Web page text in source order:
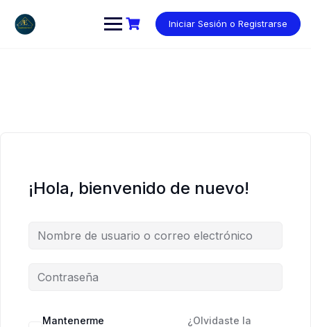
contenido
Iniciar Sesión o Registrarse
¡Hola, bienvenido de nuevo!
Mantenerme
¿Olvidaste la